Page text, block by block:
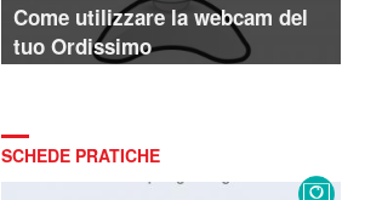
Come utilizzare la webcam del
tuo Ordissimo
SCHEDE PRATICHE